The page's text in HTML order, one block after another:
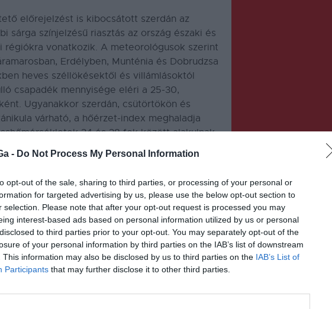
- Do Not Process My Personal Information
opt-out of the sale, sharing to third parties, or processing of your personal or
for targeted advertising by us, please use the below opt-out section to
selection. Please note that after your opt-out request is processed you may
interest-based ads based on personal information utilized by us or personal
to third parties prior to your opt-out. You may separately opt-out of the
of your personal information by third parties on the IAB’s list of downstream
This information may also be disclosed by us to third parties on the IAB’s List of
Participants that may further disclose it to other third parties.
előrejelzést is kibocsátott szerdán az
sárga színjelzésű riasztás az ország északi és
vonatkozik. A meteorológusok szerint
Erdélyben, Munténia és Dobrudzsa
heves széllökésektől és villámlásoktól
csapadék mennyisége eléri a 25-30,
Ugyanakkor szerdán, csütörtökön és
várható, a hőérzet-index meghaladja
34 és 38 fok között alakulnak,
21 fokra hűl le a levegő.
KÖVETKEZŐ BEJEGYZÉS
Pótérettségi: Háromszéken
háromszáznegyvenen
jelentkeztek a vizsgákra